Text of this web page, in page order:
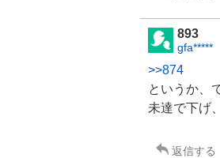
893
gfa*****
>>874
というか、
未達で下げ
返信する